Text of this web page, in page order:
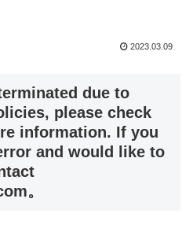
2023.03.09
due to
please check
information. If you
and would like to
。